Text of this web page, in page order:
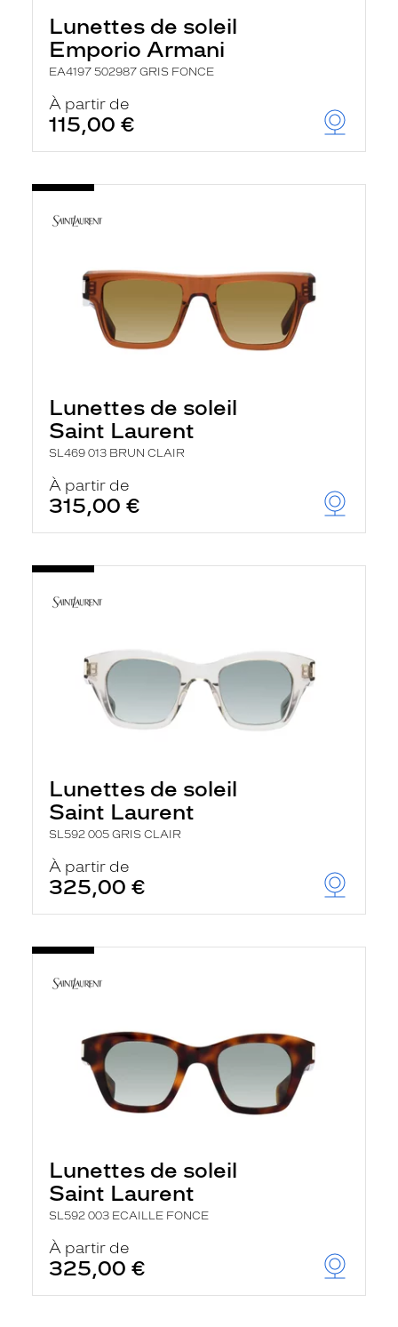
Lunettes de soleil
Emporio Armani
EA4197 502987 GRIS FONCE
À partir de
115,00 €
Lunettes de soleil
Saint Laurent
SL469 013 BRUN CLAIR
À partir de
315,00 €
Lunettes de soleil
Saint Laurent
SL592 005 GRIS CLAIR
À partir de
325,00 €
Lunettes de soleil
Saint Laurent
SL592 003 ECAILLE FONCE
À partir de
325,00 €